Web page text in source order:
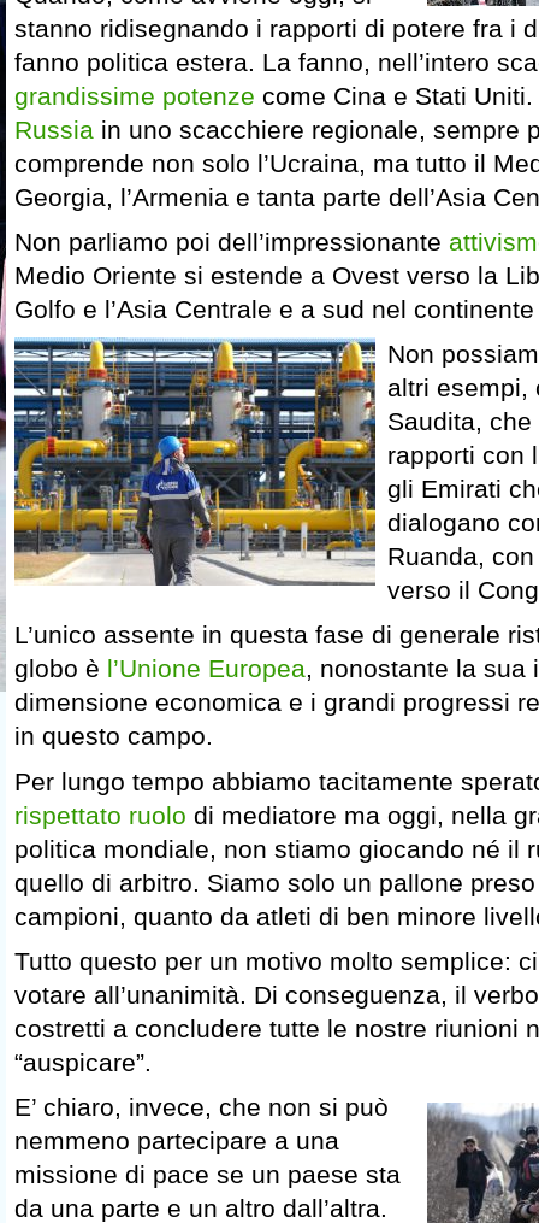
stanno ridisegnando i rapporti di potere fra i
fanno politica estera. La fanno, nell’intero
grandissime potenze come Cina e Stati
Russia in uno scacchiere regionale, sempre
comprende non solo l’Ucraina, ma tutto il
Georgia, l’Armenia e tanta parte dell’Asia
Non parliamo poi dell’impressionante
Medio Oriente si estende a Ovest verso la
Golfo e l’Asia Centrale e a sud nel
Non
altri esempi,
Saudita,
rapporti con
gli Emirati
dialogano
Ruanda,
verso il
L’unico assente in questa fase di generale
globo è l’Unione Europea, nonostante la sua
dimensione economica e i grandi progressi
in questo campo.
Per lungo tempo abbiamo tacitamente
rispettato ruolo di mediatore ma oggi, nella
politica mondiale, non stiamo giocando né il
quello di arbitro. Siamo solo un pallone
campioni, quanto da atleti di ben minore
Tutto questo per un motivo molto semplice:
votare all’unanimità. Di conseguenza, il
costretti a concludere tutte le nostre riunioni
“auspicare”.
E’ chiaro, invece, che non si può
nemmeno partecipare a una
missione di pace se un paese sta
da una parte e un altro dall’altra.